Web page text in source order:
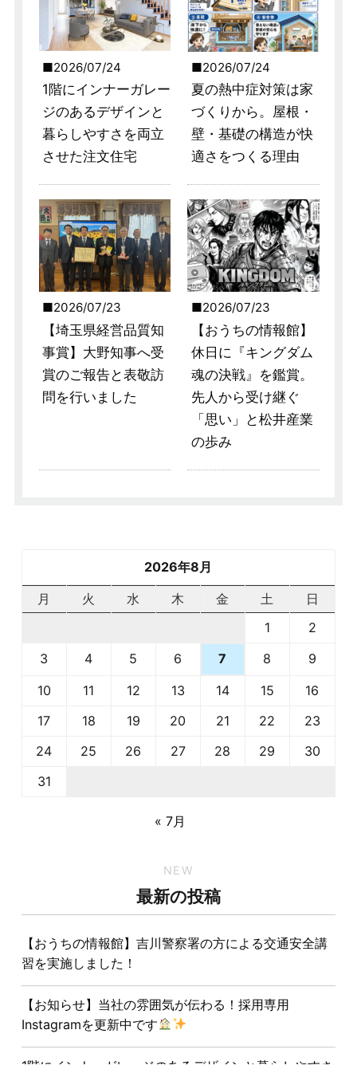
2026/07/24
1階にインナーガレー
ジのあるデザインと
暮らしやすさを両立
させた注文住宅
2026/07/24
夏の熱中症対策は家
づくりから。屋根・
壁・基礎の構造が快
適さをつくる理由
2026/07/23
【埼玉県経営品質知
事賞】大野知事へ受
賞のご報告と表敬訪
問を行いました
2026/07/23
【おうちの情報館】
休日に『キングダム
魂の決戦』を鑑賞。
先人から受け継ぐ
「思い」と松井産業
の歩み
2026年8月
月
火 水 木 金 土
日
1
2
3
4 5 6 7 8
9
10
11 12 13 14 15
16
17
18 19 20 21 22
23
24
25 26 27 28 29
30
31
« 7月
NEW
最新の投稿
【おうちの情報館】吉川警察署の方による交通安全講
習を実施しました！
【お知らせ】当社の雰囲気が伝わる！採用専用
Instagramを更新中です
1階にインナーガレージのあるデザインと暮らしやすさ